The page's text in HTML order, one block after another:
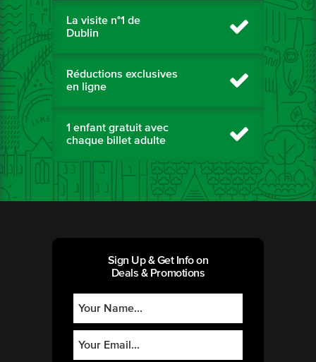
La visite n°1 de
Dublin
Réductions exclusives
en ligne
1 enfant gratuit avec
chaque billet adulte
Sign Up & Get Info on
Deals & Promotions